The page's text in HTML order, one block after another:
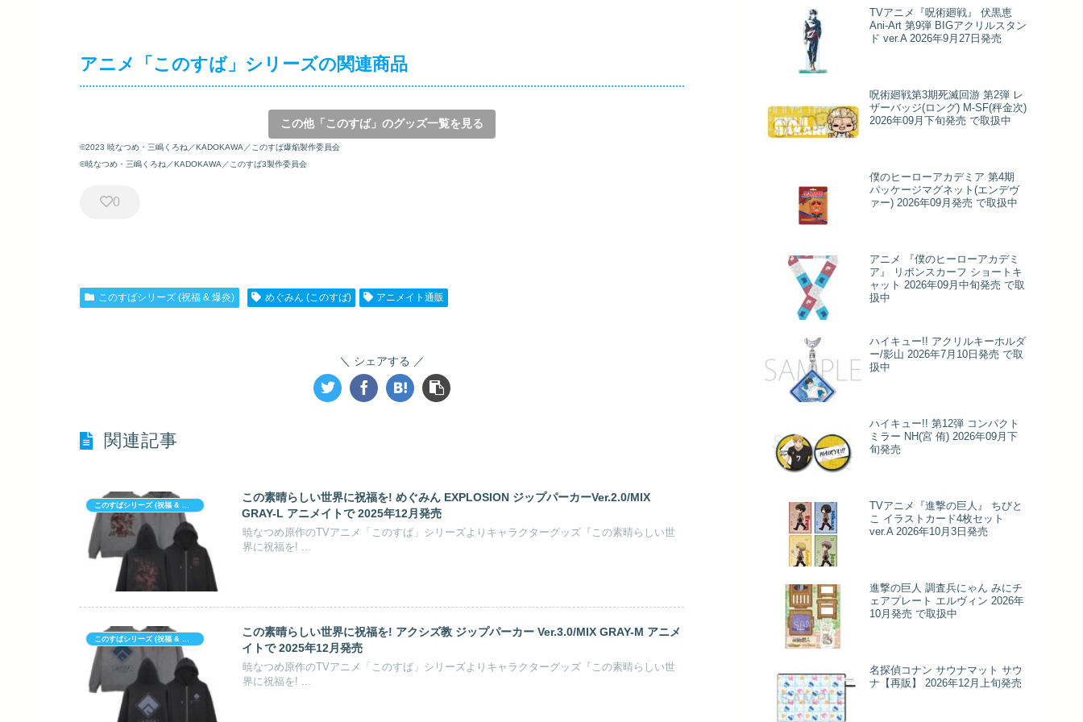
アニメ「このすば」シリーズの関連商品
この他「このすば」のグッズ一覧を見る
©2023 暁なつめ・三嶋くろね／KADOKAWA／このすば爆焔製作委員会
©暁なつめ・三嶋くろね／KADOKAWA／このすば3製作委員会
0
このすばシリーズ (祝福 & 爆炎) めぐみん (このすば) アニメイト通販
シェアする
関連記事
この素晴らしい世界に祝福を! めぐみん EXPLOSION ジップパーカーVer.2.0/MIX
GRAY-L アニメイトで 2025年12月発売
暁なつめ原作のTVアニメ「このすば」シリーズよりキャラクターグッズ『この素晴らしい世
界に祝福を! ...
この素晴らしい世界に祝福を! アクシズ教 ジップパーカー Ver.3.0/MIX GRAY-M アニメ
イトで 2025年12月発売
暁なつめ原作のTVアニメ「このすば」シリーズよりキャラクターグッズ『この素晴らしい世
界に祝福を! ...
TVアニメ『呪術廻戦』 伏黒恵
Ani-Art 第9弾 BIGアクリルスタン
ド ver.A 2026年9月27日発売
呪術廻戦第3期死滅回游 第2弾 レ
ザーバッジ(ロング) M-SF(秤金次)
2026年09月下旬発売 で取扱中
僕のヒーローアカデミア 第4期
パッケージマグネット(エンデヴ
ァー) 2026年09月発売 で取扱中
アニメ 『僕のヒーローアカデミ
ア』 リボンスカーフ ショートキ
ャット 2026年09月中旬発売 で取
扱中
ハイキュー!! アクリルキーホルダ
ー/影山 2026年7月10日発売 で取
扱中
ハイキュー!! 第12弾 コンパクト
ミラー NH(宮 侑) 2026年09月下
旬発売
TVアニメ『進撃の巨人』 ちびと
こ イラストカード4枚セット
ver.A 2026年10月3日発売
進撃の巨人 調査兵にゃん みにチ
ェアプレート エルヴィン 2026年
10月発売 で取扱中
名探偵コナン サウナマット サウ
ナ【再販】 2026年12月上旬発売